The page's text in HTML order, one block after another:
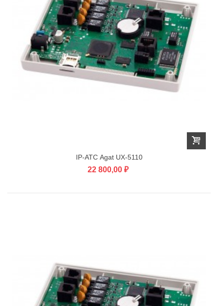
IP-АТС Agat UX-5110
22 800,00 ₽